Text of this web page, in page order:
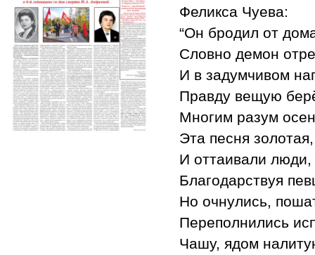
Феликса Чуева:
“Он бродил от
Словно демон
И в задумчивом
Правду вещую
Многим разум
Эта песня золотая,
И оттаивали люди,
Благодарствуя
Но очнулись,
Переполнились
Чашу, ядом